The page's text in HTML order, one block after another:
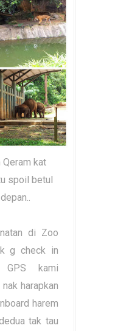
Qeram kat
spoil betul
di Zoo
g check in
GPS kami
harapkan
harem
tak tau